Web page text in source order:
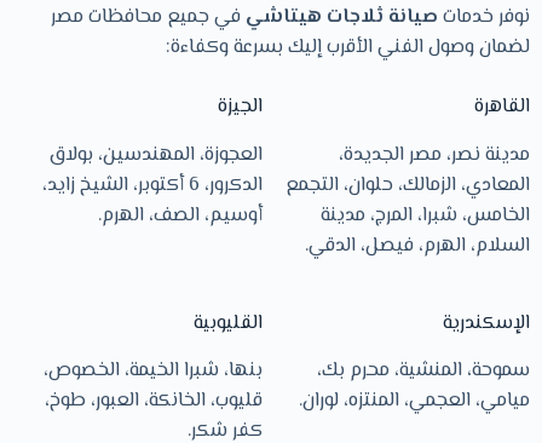
نوفر خدمات صيانة ثلاجات هيتاشي في جميع محافظات مصر
لضمان وصول الفني الأقرب إليك بسرعة وكفاءة:
القاهرة
مدينة نصر، مصر الجديدة،
المعادي، الزمالك، حلوان، التجمع
الخامس، شبرا، المرج، مدينة
السلام، الهرم، فيصل، الدقي.
الجيزة
العجوزة، المهندسين، بولاق
الدكرور، 6 أكتوبر، الشيخ زايد،
أوسيم، الصف، الهرم.
الإسكندرية
سموحة، المنشية، محرم بك،
ميامي، العجمي، المنتزه، لوران.
القليوبية
بنها، شبرا الخيمة، الخصوص،
قليوب، الخانكة، العبور، طوخ،
كفر شكر.